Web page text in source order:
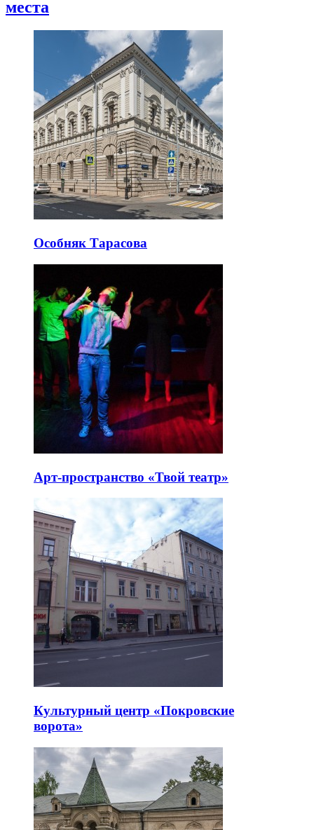
места
Особняк Тарасова
Арт-пространство «Твой театр»
Культурный центр «Покровские
ворота»